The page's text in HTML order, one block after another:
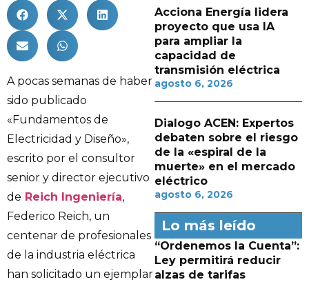
A pocas semanas de haber
sido publicado
«Fundamentos de
Electricidad y Diseño»,
escrito por el consultor
senior y director ejecutivo
de Reich Ingeniería,
Federico Reich, un
centenar de profesionales
de la industria eléctrica
han solicitado un ejemplar
Acciona Energía lidera
proyecto que usa IA
para ampliar la
capacidad de
transmisión eléctrica
agosto 6, 2026
Dialogo ACEN: Expertos
debaten sobre el riesgo
de la «espiral de la
muerte» en el mercado
eléctrico
agosto 6, 2026
Lo más leído
“Ordenemos la Cuenta”:
Ley permitirá reducir
alzas de tarifas